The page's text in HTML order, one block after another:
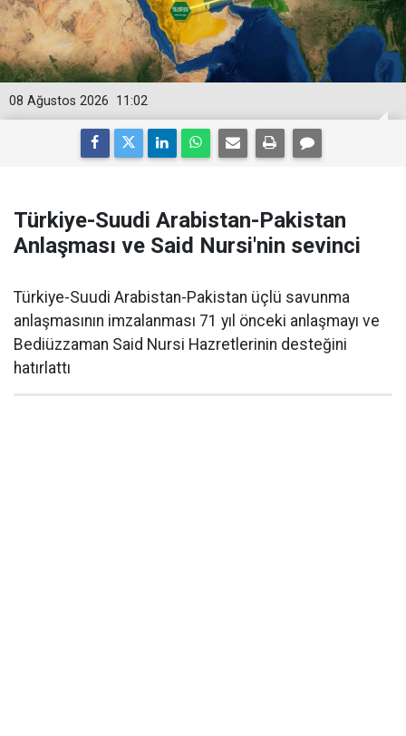
11:02
08 Ağustos 2026
Türkiye-Suudi Arabistan-Pakistan
Anlaşması ve Said Nursi'nin sevinci
Türkiye-Suudi Arabistan-Pakistan üçlü savunma
anlaşmasının imzalanması 71 yıl önceki anlaşmayı ve
Bediüzzaman Said Nursi Hazretlerinin desteğini
hatırlattı